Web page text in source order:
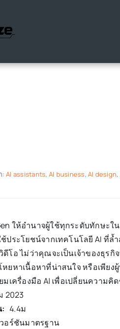
:AI assistants, AI business, AI design,
ให้อำนาจผู้ใช้ทุกระดับทักษะ
ประโยชน์จากเทคโนโลยี AI ที่
ดีโอ ไม่ว่าคุณจะเป็นเจ้าของธุ
หยหาเนื้อหาที่น่าสนใจ หรือเพีย
ยมเครื่องมือ AI เพื่อเปลี่ยนความ
2023
4.4ม
อร์ชันมาตรฐาน